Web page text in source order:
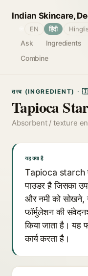
Indian Skincare,
Ask Ingredients
Combine
EN हिंदी
तत्व (INGREDIENT) ·
Tapioca
Absorbent / texture
यह क्या है
Tapioca starch
पाउडर है जिसका
और नमी को सोखने,
फॉर्मुलेशन की
किया जाता है।
कार्य करता है।